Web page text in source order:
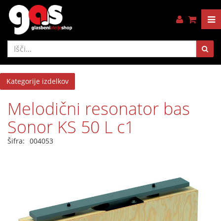
Kategorije izdelkov
Melodični resonator bas
Sonor KS 50 L c1
Šifra: 004053